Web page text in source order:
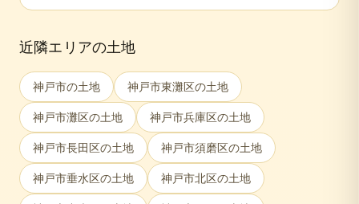
近隣エリアの土地
神戸市の土地 神戸市東灘区の土地
神戸市灘区の土地 神戸市兵庫区の土地
神戸市長田区の土地 神戸市須磨区の土地
神戸市垂水区の土地 神戸市北区の土地